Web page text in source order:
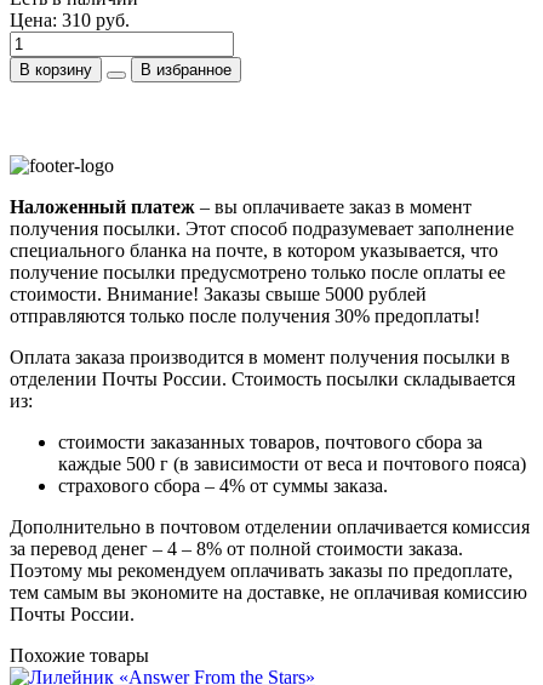
Цена: 310 руб.
В корзину В избранное
Наложенный платеж – вы оплачиваете заказ в момент
получения посылки. Этот способ подразумевает заполнение
специального бланка на почте, в котором указывается, что
получение посылки предусмотрено только после оплаты ее
стоимости. Внимание! Заказы свыше 5000 рублей
отправляются только после получения 30% предоплаты!
Оплата заказа производится в момент получения посылки в
отделении Почты России. Стоимость посылки складывается
из:
стоимости заказанных товаров, почтового сбора за
каждые 500 г (в зависимости от веса и почтового пояса)
страхового сбора – 4% от суммы заказа.
Дополнительно в почтовом отделении оплачивается комиссия
за перевод денег – 4 – 8% от полной стоимости заказа.
Поэтому мы рекомендуем оплачивать заказы по предоплате,
тем самым вы экономите на доставке, не оплачивая комиссию
Почты России.
Похожие товары